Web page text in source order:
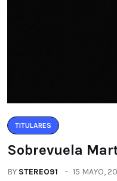
TITULARES
Sobrevuela
BY STEREO91 15 MAYO,